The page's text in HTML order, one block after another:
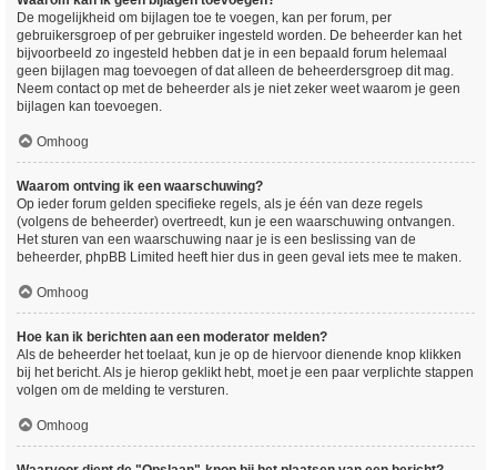
De mogelijkheid om bijlagen toe te voegen, kan per forum, per
gebruikersgroep of per gebruiker ingesteld worden. De beheerder kan het
bijvoorbeeld zo ingesteld hebben dat je in een bepaald forum helemaal
geen bijlagen mag toevoegen of dat alleen de beheerdersgroep dit mag.
Neem contact op met de beheerder als je niet zeker weet waarom je geen
bijlagen kan toevoegen.
Omhoog
Waarom ontving ik een waarschuwing?
Op ieder forum gelden specifieke regels, als je één van deze regels
(volgens de beheerder) overtreedt, kun je een waarschuwing ontvangen.
Het sturen van een waarschuwing naar je is een beslissing van de
beheerder, phpBB Limited heeft hier dus in geen geval iets mee te maken.
Omhoog
Hoe kan ik berichten aan een moderator melden?
Als de beheerder het toelaat, kun je op de hiervoor dienende knop klikken
bij het bericht. Als je hierop geklikt hebt, moet je een paar verplichte stappen
volgen om de melding te versturen.
Omhoog